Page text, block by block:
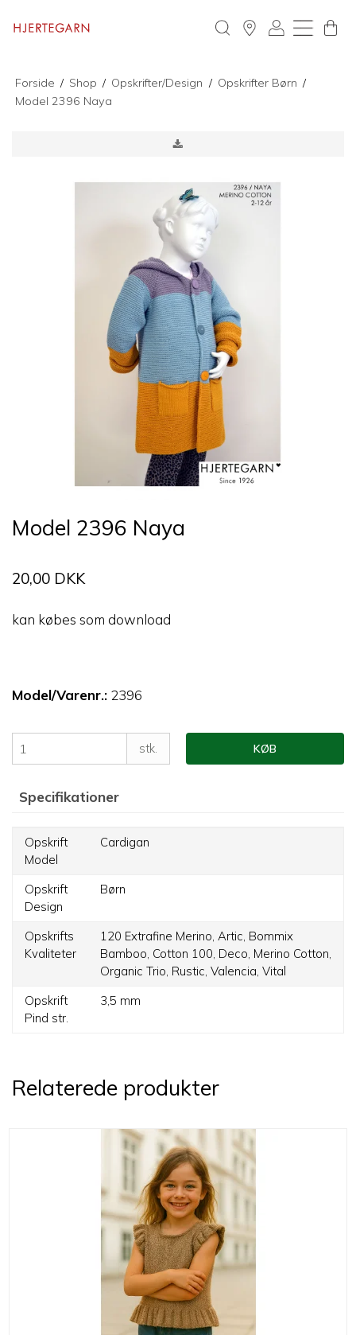
Forside / Shop / Opskrifter/Design / Opskrifter Børn /
Model 2396 Naya
Model 2396 Naya
20,00 DKK
kan købes som download
Model/Varenr.: 2396
stk. KØB
Specifikationer
Opskrift
Model
Cardigan
Opskrift
Design
Børn
Opskrifts
Kvaliteter
120 Extrafine Merino, Artic, Bommix
Bamboo, Cotton 100, Deco, Merino Cotton,
Organic Trio, Rustic, Valencia, Vital
Opskrift
Pind str.
3,5 mm
Relaterede produkter